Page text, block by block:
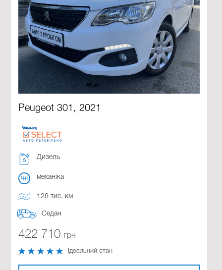
Peugeot 301, 2021
Дизель
механіка
126 тис. км
Седан
422 710 грн
Ідеальний стан